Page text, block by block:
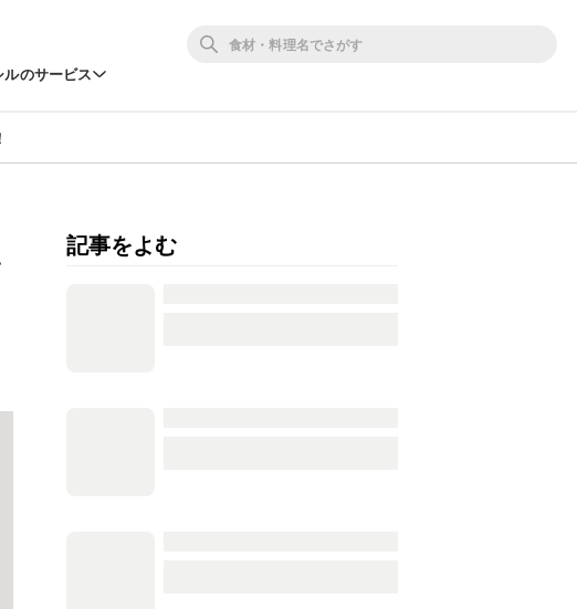
ルのサービス
記事をよむ